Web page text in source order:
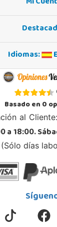
POCAS
Jerez
Juguetilandia
Nueva, Avenida Puerta
Idiomas:
Basado en0
al Cliente:
a 18:00.
(Sólo días